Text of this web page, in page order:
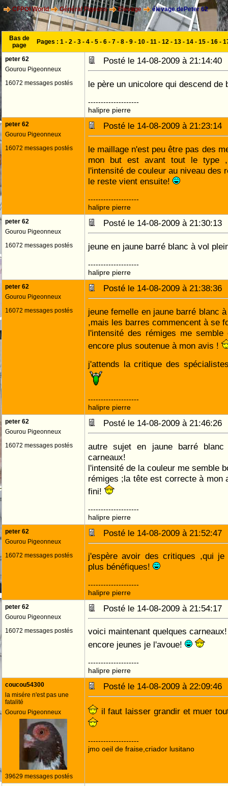
CFPOI World Général Pigeons Elevage élevage dePeter 62
Bas de
page
Pages : 1 - 2 - 3 - 4 - 5 - 6 - 7 - 8 - 9 - 10 - 11 - 12 - 13 - 14 - 15 - 16 -
peter 62
Gourou Pigeonneux
16072 messages postés
Posté le 14-08-2009 à
le père un unicolore qui descend de
--------------------
halipre pierre
peter 62
Gourou Pigeonneux
16072 messages postés
Posté le 14-08-2009 à
le maillage n'est peu être pas des
mon but est avant tout le type
l'intensité de couleur au niveau des
le reste vient ensuite!
--------------------
halipre pierre
peter 62
Gourou Pigeonneux
16072 messages postés
Posté le 14-08-2009 à
jeune en jaune barré blanc à vol
--------------------
halipre pierre
peter 62
Gourou Pigeonneux
16072 messages postés
Posté le 14-08-2009 à
jeune femelle en jaune barré blanc
,mais les barres commencent à se
l'intensité des rémiges me
encore plus soutenue à mon avis !
j'attends la critique des
--------------------
halipre pierre
peter 62
Gourou Pigeonneux
16072 messages postés
Posté le 14-08-2009 à
autre sujet en jaune barré
carneaux!
l'intensité de la couleur me semble
rémiges ;la tête est correcte à mon
fini!
--------------------
halipre pierre
peter 62
Gourou Pigeonneux
16072 messages postés
Posté le 14-08-2009 à
j'espère avoir des critiques ,qui
plus bénéfiques!
--------------------
halipre pierre
peter 62
Gourou Pigeonneux
16072 messages postés
Posté le 14-08-2009 à
voici maintenant quelques carneaux!
encore jeunes je l'avoue!
--------------------
halipre pierre
coucou54300
la misére n'est pas une
fatalité
Gourou Pigeonneux
39629 messages postés
Posté le 14-08-2009 à
il faut laisser grandir et muer
--------------------
jmo oeil de fraise,criador lusitano